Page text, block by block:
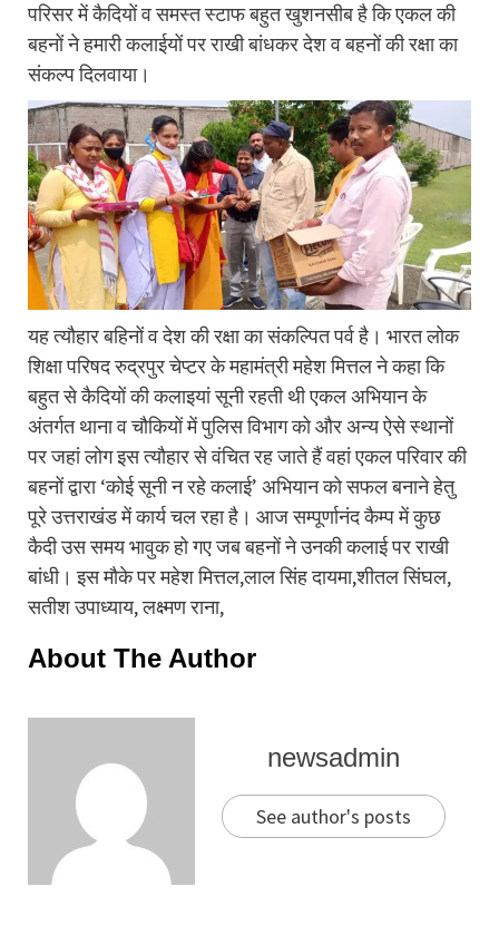
परिसर में कैदियों व समस्त स्टाफ बहुत खुशनसीब है कि एकल की
बहनों ने हमारी कलाईयों पर राखी बांधकर देश व बहनों की रक्षा का
संकल्प दिलवाया।
यह त्यौहार बहिनों व देश की रक्षा का संकल्पित पर्व है। भारत लोक
शिक्षा परिषद रुद्रपुर चेप्टर के महामंत्री महेश मित्तल ने कहा कि
बहुत से कैदियों की कलाइयां सूनी रहती थी एकल अभियान के
अंतर्गत थाना व चौकियों में पुलिस विभाग को और अन्य ऐसे स्थानों
पर जहां लोग इस त्यौहार से वंचित रह जाते हैं वहां एकल परिवार की
बहनों द्वारा ‘कोई सूनी न रहे कलाई’ अभियान को सफल बनाने हेतु
पूरे उत्तराखंड में कार्य चल रहा है। आज सम्पूर्णानंद कैम्प में कुछ
कैदी उस समय भावुक हो गए जब बहनों ने उनकी कलाई पर राखी
बांधी। इस मौके पर महेश मित्तल,लाल सिंह दायमा,शीतल सिंघल,
सतीश उपाध्याय, लक्ष्मण राना,
About The Author
newsadmin
See author's posts